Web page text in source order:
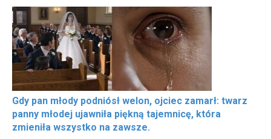
Gdy pan młody podniósł welon, ojciec zamarł: twarz
panny młodej ujawniła piękną tajemnicę, która
zmieniła wszystko na zawsze.